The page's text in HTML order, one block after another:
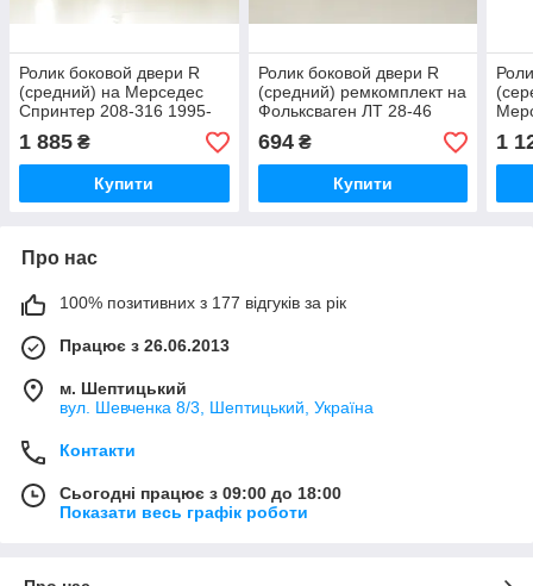
Ролик боковой двери R
(средний) на Мерседес
Спринтер 208-316 1995-
2006 ROLL - MSVW06ZA
1 885 ₴
Купити
Ролик боковой двери R
(средний) ремкомплект на
Фольксваген ЛТ 28-46
1996-2006 ROLL -
MSVW02
694₴
Купити
316
1
Про нас
100% позитивних з 177 відгуків за рік
Працює з 26.06.2013
м. Шептицький
вул. Шевченка 8/3, Шептицький, Україна
Контакти
Сьогодні працює з 09:00 до 18:00
Показати весь графік роботи